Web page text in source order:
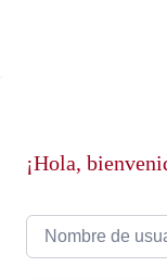
¡Hola,